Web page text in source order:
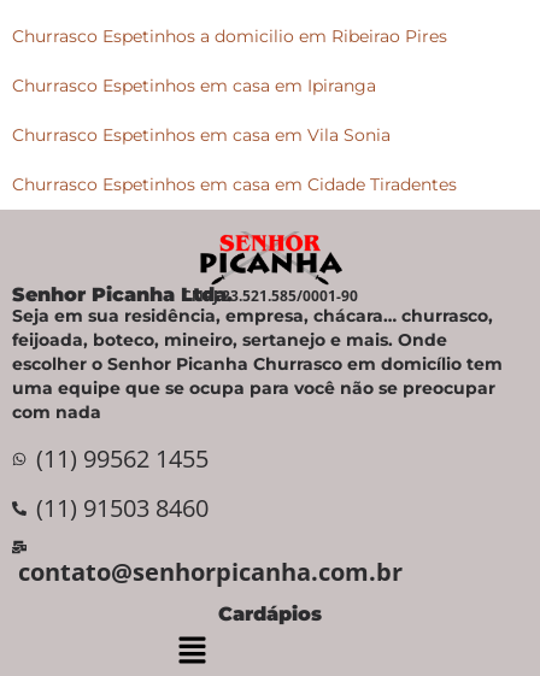
Churrasco Espetinhos a domicilio em Ribeirao Pires
Churrasco Espetinhos em casa em Ipiranga
Churrasco Espetinhos em casa em Vila Sonia
Churrasco Espetinhos em casa em Cidade Tiradentes
Senhor Picanha Ltda.CNPJ 23.521.585/0001-90
Seja em sua residência, empresa, chácara… churrasco,
feijoada, boteco, mineiro, sertanejo e mais. Onde
escolher o Senhor Picanha Churrasco em domicílio tem
uma equipe que se ocupa para você não se preocupar
com nada
(11) 99562 1455
(11) 91503 8460
contato@senhorpicanha.com.br
Cardápios